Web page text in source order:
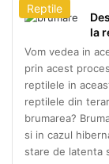
Reptile
la
Vom vedea in
prin acest
reptilele in
reptilele din
brumarea?
si in cazul
stare de latenta